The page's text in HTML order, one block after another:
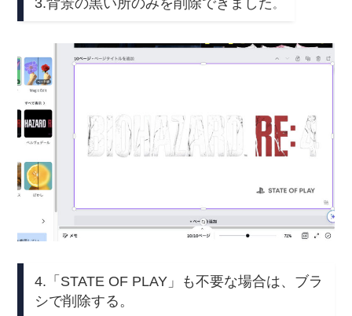
。
4.「STATE OF PLAY」も不要な場合は、ブラ
シで削除する。